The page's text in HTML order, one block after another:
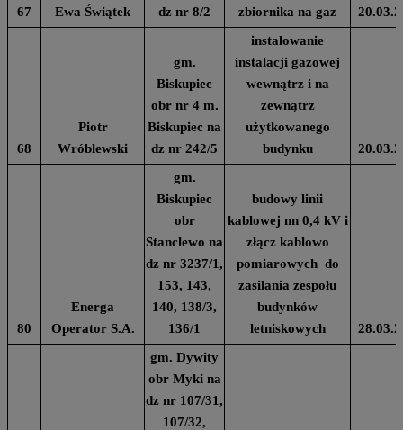
67 Ewa Świątek
dz nr 8/2
zbiornika na gaz
68
Piotr
Wróblewski
gm.
Biskupiec
obr nr 4 m.
Biskupiec na
dz nr 242/5
instalowanie
instalacji gazowej
wewnątrz i na
zewnątrz
użytkowanego
budynku
80
Energa
Operator S.A.
gm.
Biskupiec
obr
Stanclewo na
dz nr 3237/1,
153, 143,
140, 138/3,
136/1
budowy linii
kablowej nn 0,4 kV i
złącz kablowo
pomiarowych do
zasilania zespołu
budynków
letniskowych
gm. Dywity
obr Myki na
dz nr 107/31,
107/32,